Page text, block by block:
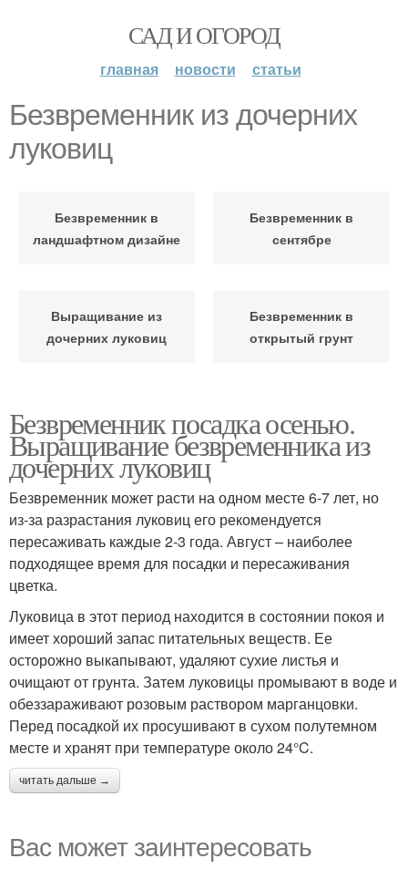
САД И ОГОРОД
главная новости статьи
Безвременник из дочерних
луковиц
Безвременник в
ландшафтном дизайне
Безвременник в
сентябре
Выращивание из
дочерних луковиц
Безвременник в
открытый грунт
Безвременник посадка осенью.
Выращивание безвременника из
дочерних луковиц
Безвременник может расти на одном месте 6-7 лет, но
из-за разрастания луковиц его рекомендуется
пересаживать каждые 2-3 года. Август – наиболее
подходящее время для посадки и пересаживания
цветка.
Луковица в этот период находится в состоянии покоя и
имеет хороший запас питательных веществ. Ее
осторожно выкапывают, удаляют сухие листья и
очищают от грунта. Затем луковицы промывают в воде и
обеззараживают розовым раствором марганцовки.
Перед посадкой их просушивают в сухом полутемном
месте и хранят при температуре около 24°C.
читать дальше →
Вас может заинтересовать